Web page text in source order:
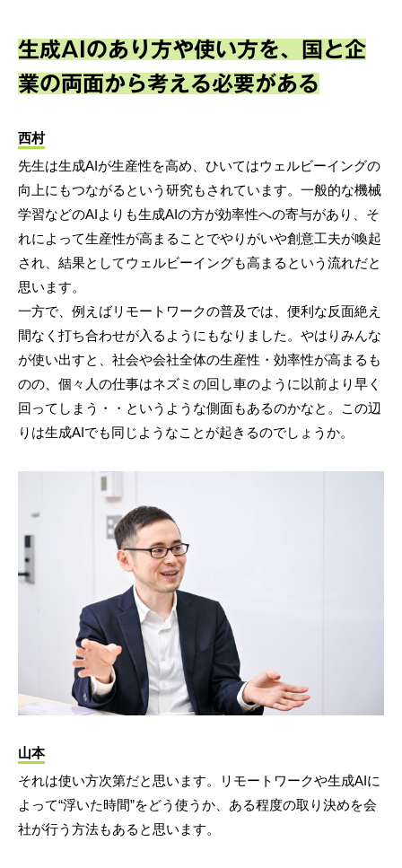
生成AIのあり方や使い方を、国と企
業の両面から考える必要がある
西村
先生は生成AIが生産性を高め、ひいてはウェルビーイングの
向上にもつながるという研究もされています。一般的な機械
学習などのAIよりも生成AIの方が効率性への寄与があり、そ
れによって生産性が高まることでやりがいや創意工夫が喚起
され、結果としてウェルビーイングも高まるという流れだと
思います。
一方で、例えばリモートワークの普及では、便利な反面絶え
間なく打ち合わせが入るようにもなりました。やはりみんな
が使い出すと、社会や会社全体の生産性・効率性が高まるも
のの、個々人の仕事はネズミの回し車のように以前より早く
回ってしまう・・というような側面もあるのかなと。この辺
りは生成AIでも同じようなことが起きるのでしょうか。
山本
それは使い方次第だと思います。リモートワークや生成AIに
よって“浮いた時間”をどう使うか、ある程度の取り決めを会
社が行う方法もあると思います。